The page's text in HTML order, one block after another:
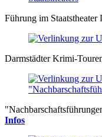
Führung im Staatstheater
Darmstädter Krimi-
Infos